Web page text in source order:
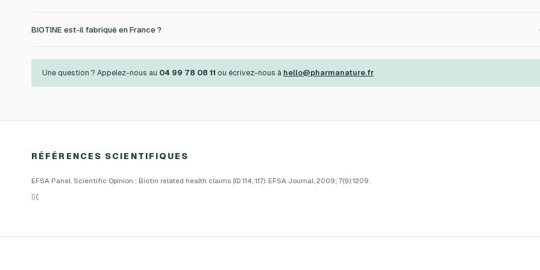
BIOTINE est-il fabriqué en France ?
Une question ? Appelez-nous au 04 99 78 08 11 ou écrivez-nous à hello@pharmanature.fr
RÉFÉRENCES SCIENTIFIQUES
EFSA Panel. Scientific Opinion : Biotin related health claims (ID 114, 117). EFSA Journal, 2009; 7(9):1209.
{